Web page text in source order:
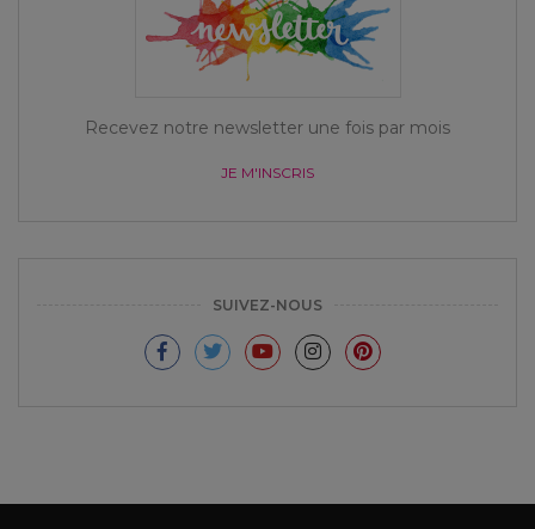
Recevez notre newsletter une fois par mois
JE M'INSCRIS
SUIVEZ-NOUS